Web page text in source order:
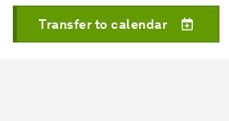
Transfer to calendar